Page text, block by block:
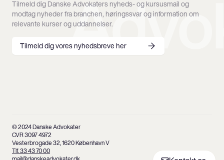
Tilmeld dig Danske Advokaters nyheds- og kursusmail og
modtag nyheder fra branchen, høringssvar og information om
relevante kurser og uddannelser.
Tilmeld dig vores nyhedsbreve her
© 2024 Danske Advokater
CVR 3097 4972
Vesterbrogade 32, 1620 København V
Tlf. 33 43 70 00